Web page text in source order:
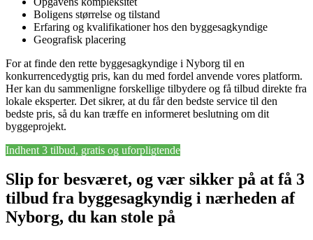
Boligens størrelse og tilstand
Erfaring og kvalifikationer hos den byggesagkyndige
Geografisk placering
For at finde den rette byggesagkyndige i Nyborg til en
konkurrencedygtig pris, kan du med fordel anvende vores platform.
Her kan du sammenligne forskellige tilbydere og få tilbud direkte fra
lokale eksperter. Det sikrer, at du får den bedste service til den
bedste pris, så du kan træffe en informeret beslutning om dit
byggeprojekt.
Indhent 3 tilbud, gratis og uforpligtende
Slip for besværet, og vær sikker på at få 3
tilbud fra byggesagkyndig i nærheden af
Nyborg, du kan stole på